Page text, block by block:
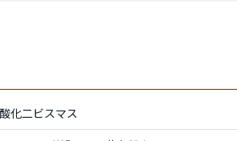
化二ビスマス